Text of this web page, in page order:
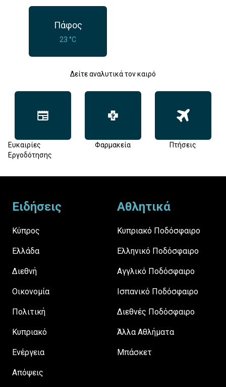
Πάφος
23 °C
Δείτε αναλυτικά τον καιρό
Ευκαιρίες
Εργοδότησης
Φαρμακεία Πτήσεις
Ειδήσεις
Κύπρος
Ελλάδα
Διεθνή
Οικονομία
Πολιτική
Κυπριακό
Ενέργεια
Απόψεις
Αθλητικά
Κυπριακό Ποδόσφαιρο
Ελληνικό Ποδόσφαιρο
Αγγλικό Ποδόσφαιρο
Ισπανικό Ποδόσφαιρο
Διεθνές Ποδόσφαιρο
Άλλα Αθλήματα
Μπάσκετ